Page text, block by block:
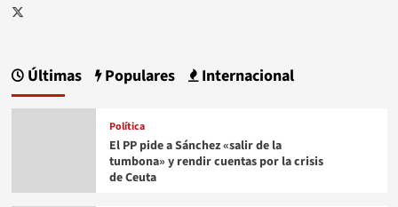
Twitter
Últimas Populares Internacional
Política
El PP pide a Sánchez «salir de la
tumbona» y rendir cuentas por la crisis
de Ceuta